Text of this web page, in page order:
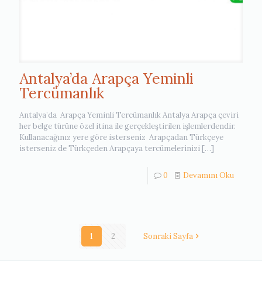
Antalya’da Arapça Yeminli
Tercümanlık
Antalya’da Arapça Yeminli Tercümanlık Antalya Arapça çeviri
her belge türüne özel itina ile gerçekleştirilen işlemlerdendir.
Kullanacağınız yere göre isterseniz Arapçadan Türkçeye
isterseniz de Türkçeden Arapçaya tercümelerinizi […]
0 Devamını Oku
1 2 Sonraki Sayfa